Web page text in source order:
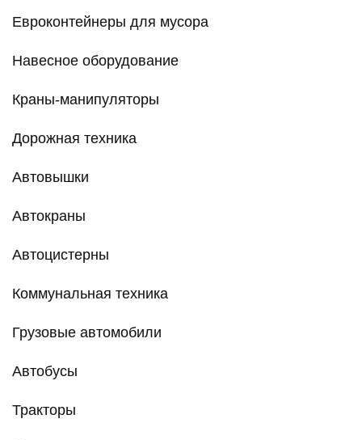
Евроконтейнеры для мусора
Навесное оборудование
Краны-манипуляторы
Дорожная техника
Автовышки
Автокраны
Автоцистерны
Коммунальная техника
Грузовые автомобили
Автобусы
Тракторы